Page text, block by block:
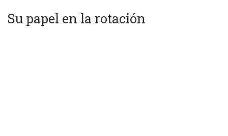
Su papel en la rotación